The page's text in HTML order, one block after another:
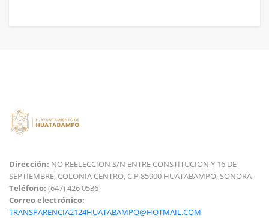
Dirección: NO REELECCION S/N ENTRE CONSTITUCION Y 16 DE
SEPTIEMBRE, COLONIA CENTRO, C.P 85900 HUATABAMPO, SONORA
Teléfono: (647) 426 0536
Correo electrónico:
TRANSPARENCIA2124HUATABAMPO@HOTMAIL.COM